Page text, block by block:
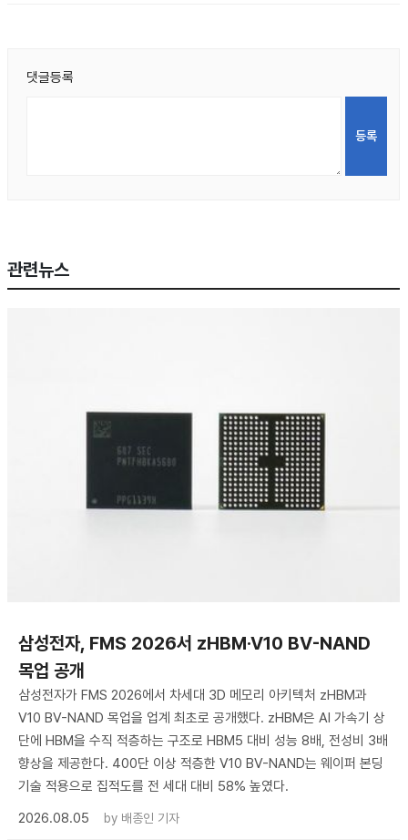
댓글등록
관련뉴스
삼성전자, FMS 2026서 zHBM·V10 BV-NAND
목업 공개
삼성전자가 FMS 2026에서 차세대 3D 메모리 아키텍처 zHBM과
V10 BV-NAND 목업을 업계 최초로 공개했다. zHBM은 AI 가속기 상
단에 HBM을 수직 적층하는 구조로 HBM5 대비 성능 8배, 전성비 3배
향상을 제공한다. 400단 이상 적층한 V10 BV-NAND는 웨이퍼 본딩
기술 적용으로 집적도를 전 세대 대비 58% 높였다.
2026.08.05
by 배종인 기자